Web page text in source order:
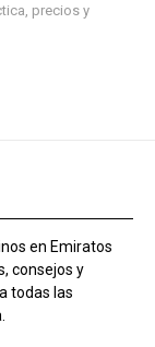
precios y
en Emiratos
consejos y
todas las